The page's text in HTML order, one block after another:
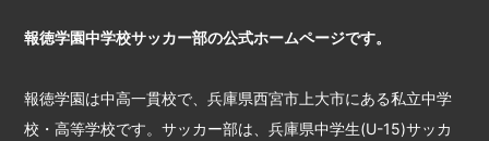
報徳学園中学校サッカー部の公式ホームページです。
報徳学園は中高一貫校で、兵庫県西宮市上大市にある私立中学
校・高等学校です。サッカー部は、兵庫県中学生(U-15)サッカ